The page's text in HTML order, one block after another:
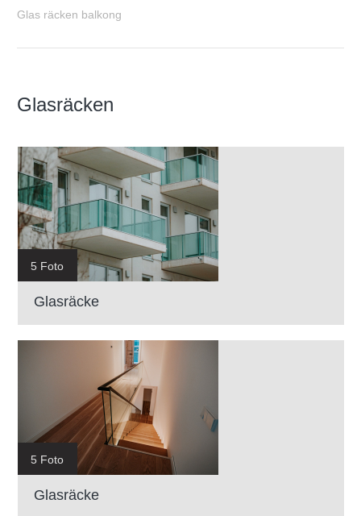
Glas räcken balkong
Glasräcken
5 Foto
Glasräcke
5 Foto
Glasräcke